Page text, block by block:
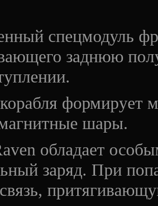
спецмодуль
заднюю
формирует
шары.
обладает
заряд. При
связь,